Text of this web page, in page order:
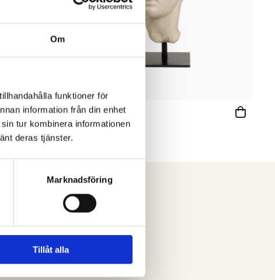
Om
funktioner för
information från din enhet
tur kombinera informationen
deras tjänster.
Marknadsföring
Tillåt alla
FILIPINIANA
Skulptur Afrodite
Oscar & Clothilde